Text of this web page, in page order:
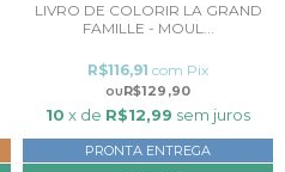
LIVRO DE COLORIR LA GRAND
FAMILLE - MOUL...
R$129,90
R$116,91 com Pix
10 x de R$12,99 sem juros
PRONTA ENTREGA